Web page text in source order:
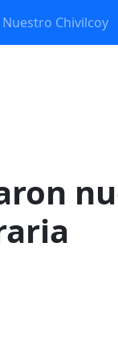
Nuestro Chivilcoy